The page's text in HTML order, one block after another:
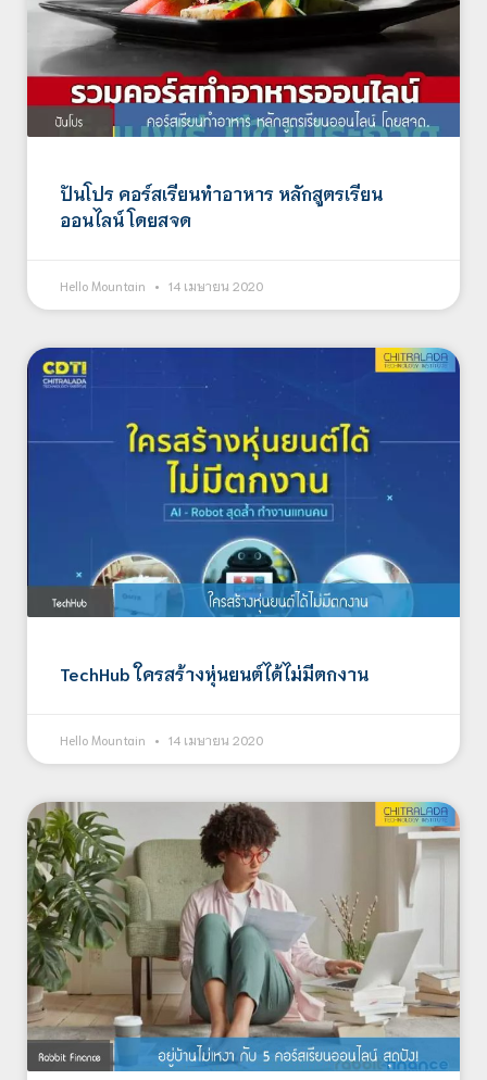
ปันโปร คอร์สเรียนทำอาหาร หลักสูตรเรียน
ออนไลน์ โดยสจด
Hello Mountain 14 เมษายน 2020
TechHub ใครสร้างหุ่นยนต์ได้ไม่มีตกงาน
Hello Mountain 14 เมษายน 2020